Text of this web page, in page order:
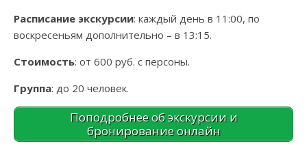
Расписание экскурсии: каждый день в 11:00, по
воскресеньям дополнительно – в 13:15.
Стоимость: от 600 руб. с персоны.
Группа: до 20 человек.
Поподробнее об экскурсии и
бронирование онлайн